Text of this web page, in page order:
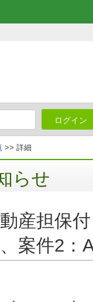
ログイン
>> 詳細
らせ
産担保
案件2：